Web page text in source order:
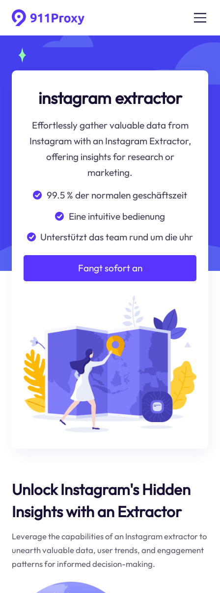
instagram extractor
Effortlessly gather valuable data from
Instagram with an Instagram Extractor,
offering insights for research or
marketing.
99.5 % der normalen geschäftszeit
Eine intuitive bedienung
Unterstützt das team rund um die uhr
Fangt sofort an
Unlock Instagram's Hidden
Insights with an Extractor
Leverage the capabilities of an Instagram extractor to
unearth valuable data, user trends, and engagement
patterns for informed decision-making.